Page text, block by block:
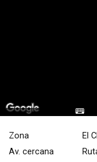
Zona
El
Av. cercana